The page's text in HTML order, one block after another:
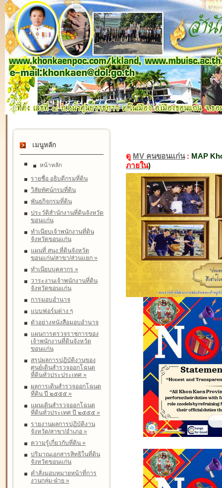
เมนูหลัก
หน้าหลัก
รายชื่อ อธิบดีกรมที่ดิน
วิสัยทัศน์กรมที่ดิน
พันธกิจกรมที่ดิน
ประวัติสำนักงานที่ดินจังหวัด
ขอนแก่น
ทำเนียบเจ้าพนักงานที่ดิน
จังหวัดขอนแก่น
แผนที่ สนง.ที่ดินจังหวัด
ขอนแก่น/สาขา/ส่วนแยก »
ทำเนียบบุคลากร »
วาระงานเจ้าพนักงานที่ดิน
จังหวัดขอนแก่น
การมอบอำนาจ
แบบฟอร์มต่าง ๆ
ตัวอย่างหนังสือมอบอำนาจ
แผนการตรวจราชการของ
เจ้าพนักงานที่ดินจังหวัด
ขอนแก่น
สรุปผลการปฏิบัติงานของ
ศูนย์เดินสำรวจออกโฉนด
ที่ดินทั่วประประเทศ »
ผลการเดินสำรวจออกโฉนด
ที่ดิน ปี ๒๕๕๕ »
แผนเดินสำรวจออกโฉนด
ที่ดินทั่วประเทศ ปี ๒๕๕๕ »
รายงานผลการปฏิบัติงาน
จังหวัด/สาขา/อำเภอ »
ความรู้เกี่ยวกับที่ดิน »
ปริมาณเอกสารสิทธิในที่ดิน
จังหวัดขอนแก่น
คำสั่งมอบหมายหน้าที่การ
งานกลุ่ม-ฝ่าย »
ดู MV คนขอนแก่น: MAP
ภายใน)